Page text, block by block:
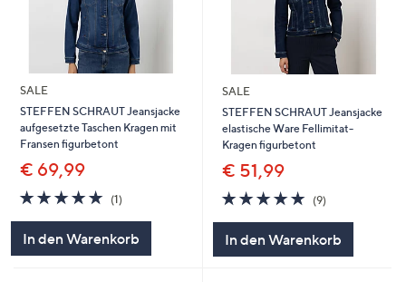
diese
anzuzeigen.
SALE
STEFFEN SCHRAUT Jeansjacke
aufgesetzte Taschen Kragen mit
Fransen figurbetont
€ 69,99
5.0
von
(1)1
In den Warenkorb
SALE
STEFFEN SCHRAUT Jeansjacke
elastische Ware Fellimitat-
Kragen figurbetont
€ 51,99
4.8
von
(9)9
In den Warenkorb